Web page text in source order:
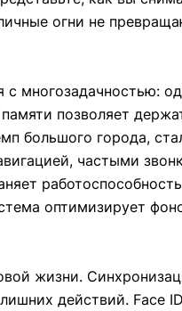
огни не
многозадачностью:
позволяет
большого города,
частыми
оптимизирует
жизни.
действий. Face